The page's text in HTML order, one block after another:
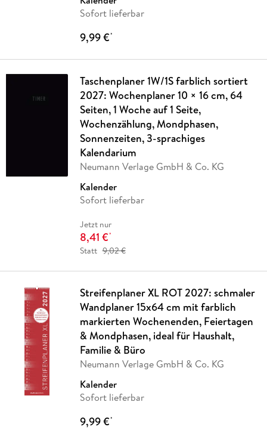
Sofort lieferbar
9,99 €*
Taschenplaner 1W/1S farblich sortiert
2027: Wochenplaner 10 × 16 cm, 64
Seiten, 1 Woche auf 1 Seite,
Wochenzählung, Mondphasen,
Sonnenzeiten, 3-sprachiges
Kalendarium
Neumann Verlage GmbH & Co. KG
Kalender
Sofort lieferbar
Jetzt nur
8,41 €*
Statt 9,02 €
Streifenplaner XL ROT 2027: schmaler
Wandplaner 15x64 cm mit farblich
markierten Wochenenden, Feiertagen
& Mondphasen, ideal für Haushalt,
Familie & Büro
Neumann Verlage GmbH & Co. KG
Kalender
Sofort lieferbar
9,99 €*